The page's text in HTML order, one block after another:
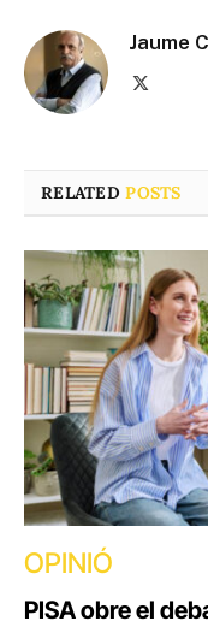
Jaume
RELATEDPOSTS
OPINIÓ
PISA obre el